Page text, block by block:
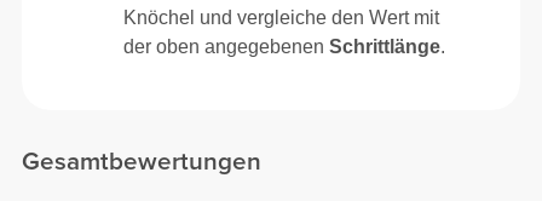
Gesamtbewertungen
Knöchel und vergleiche den Wert mit
der oben angegebenenSchrittlänge.